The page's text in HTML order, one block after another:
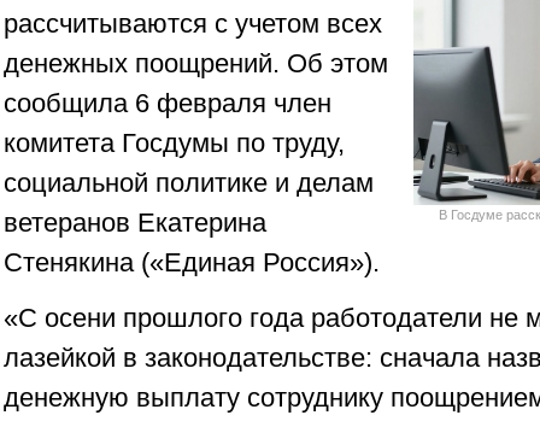
В Госдуме
рассчитываются с учетом всех
денежных поощрений. Об этом
сообщила 6 февраля член
комитета Госдумы по труду,
социальной политике и делам
ветеранов Екатерина
Стенякина («Единая Россия»).
«С осени прошлого года работодатели не
лазейкой в законодательстве: сначала
денежную выплату сотруднику